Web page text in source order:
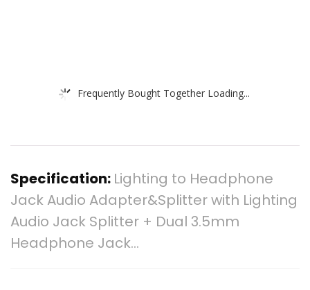
Frequently Bought Together Loading...
Specification: Lighting to Headphone
Jack Audio Adapter&Splitter with Lighting
Audio Jack Splitter + Dual 3.5mm
Headphone Jack…